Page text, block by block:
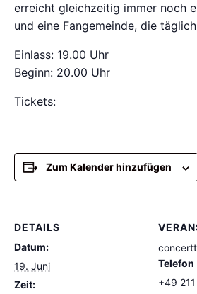
erreicht gleichzeitig immer noch
und eine Fangemeinde, die
Einlass: 19.00 Uhr
Beginn: 20.00 Uhr
Tickets:
Zum Kalender hinzufügen
DETAILS
Datum:
19. Juni
Zeit:
Telefon
+49